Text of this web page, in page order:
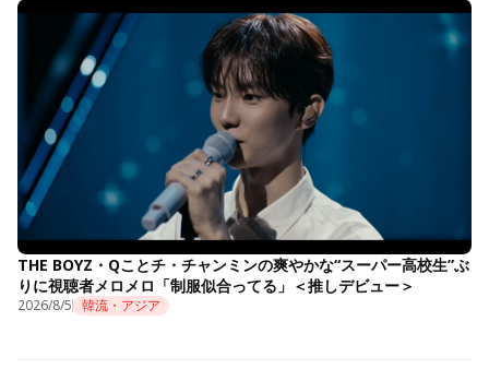
THE BOYZ・Qことチ・チャンミンの爽やかな“スーパー高校生”ぶ
りに視聴者メロメロ「制服似合ってる」＜推しデビュー＞
2026/8/5 韓流・アジア